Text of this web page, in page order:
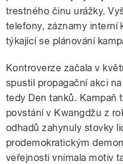
trestného činu urážky.
telefony, záznamy interní
týkající se plánování
Kontroverze začala v
spustil propagační akci
tedy Den tanků. Kampaň
povstání v Kwangdžu z
odhadů zahynuly stovky
prodemokratickým
veřejnosti vnímala motiv